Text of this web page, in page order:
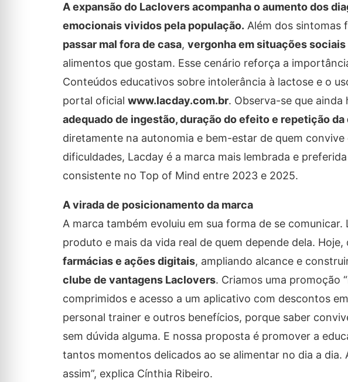
A expansão do Laclovers acompanha o aumento dos
emocionais vividos pela população. Além dos sintomas
passar mal fora de casa, vergonha em situações sociais
alimentos que gostam. Esse cenário reforça a
Conteúdos educativos sobre intolerância à lactose e o
portal oficial www.lacday.com.br. Observa-se que ainda
adequado de ingestão, duração do efeito e repetição da
diretamente na autonomia e bem-estar de quem
dificuldades, Lacday é a marca mais lembrada e
consistente no Top of Mind entre 2023 e 2025.
A virada de posicionamento da marca
A marca também evoluiu em sua forma de se
produto e mais da vida real de quem depende dela. Hoje,
farmácias e ações digitais, ampliando alcance e
clube de vantagens Laclovers. Criamos uma promoção
comprimidos e acesso a um aplicativo com descontos
personal trainer e outros benefícios, porque saber
sem dúvida alguma. E nossa proposta é promover a
tantos momentos delicados ao se alimentar no dia a
assim”, explica Cínthia Ribeiro.